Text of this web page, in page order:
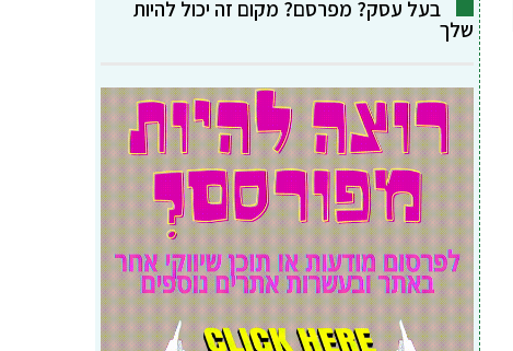
בעל עסק? מפרסם? מקום זה יכול להיות
שלך